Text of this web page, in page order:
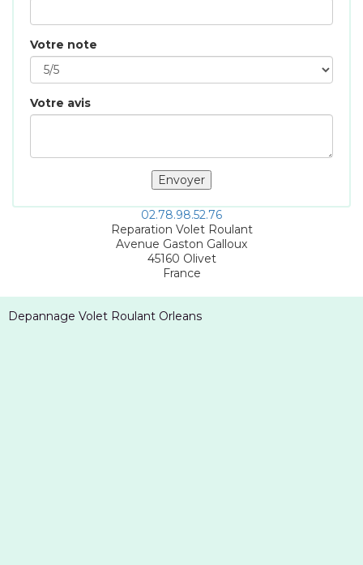
Votre note
Votre avis
02.78.98.52.76
Reparation Volet Roulant
Avenue Gaston Galloux
45160 Olivet
France
Depannage Volet Roulant Orleans